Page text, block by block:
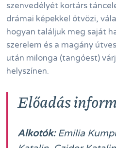
szenvedélyét kortárs
drámai képekkel ötvözi,
hogyan találjuk meg saját
szerelem és a magány
után milonga (tangóest)
helyszínen.
Előadás
Alkotók:Emilia